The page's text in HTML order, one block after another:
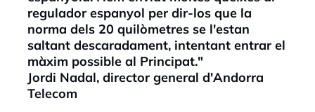
regulador espanyol per dir-los que la
norma dels 20 quilòmetres se l'estan
saltant descaradament, intentant entrar el
màxim possible al Principat."
Jordi Nadal, director general d'Andorra
Telecom